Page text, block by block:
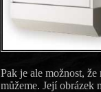
Pak je ale možnost,
můžeme. Její obrázek